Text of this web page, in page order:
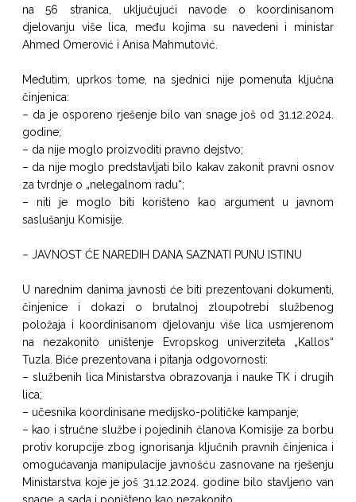
na 56 stranica, uključujući navode o koordinisanom
djelovanju više lica, među kojima su navedeni i ministar
Ahmed Omerović i Anisa Mahmutović.
Međutim, uprkos tome, na sjednici nije pomenuta ključna
činjenica:
– da je osporeno rješenje bilo van snage još od 31.12.2024.
godine;
– da nije moglo proizvoditi pravno dejstvo;
– da nije moglo predstavljati bilo kakav zakonit pravni osnov
za tvrdnje o „nelegalnom radu“;
– niti je moglo biti korišteno kao argument u javnom
saslušanju Komisije.
– JAVNOST ĆE NAREDIH DANA SAZNATI PUNU ISTINU
U narednim danima javnosti će biti prezentovani dokumenti,
činjenice i dokazi o brutalnoj zloupotrebi službenog
položaja i koordinisanom djelovanju više lica usmjerenom
na nezakonito uništenje Evropskog univerziteta „Kallos“
Tuzla. Biće prezentovana i pitanja odgovornosti:
– službenih lica Ministarstva obrazovanja i nauke TK i drugih
lica;
– učesnika koordinisane medijsko-političke kampanje;
– kao i stručne službe i pojedinih članova Komisije za borbu
protiv korupcije zbog ignorisanja ključnih pravnih činjenica i
omogućavanja manipulacije javnošću zasnovane na rješenju
Ministarstva koje je još 31.12.2024. godine bilo stavljeno van